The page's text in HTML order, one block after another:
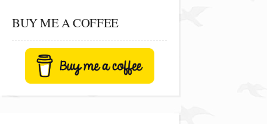
BUY ME A COFFEE